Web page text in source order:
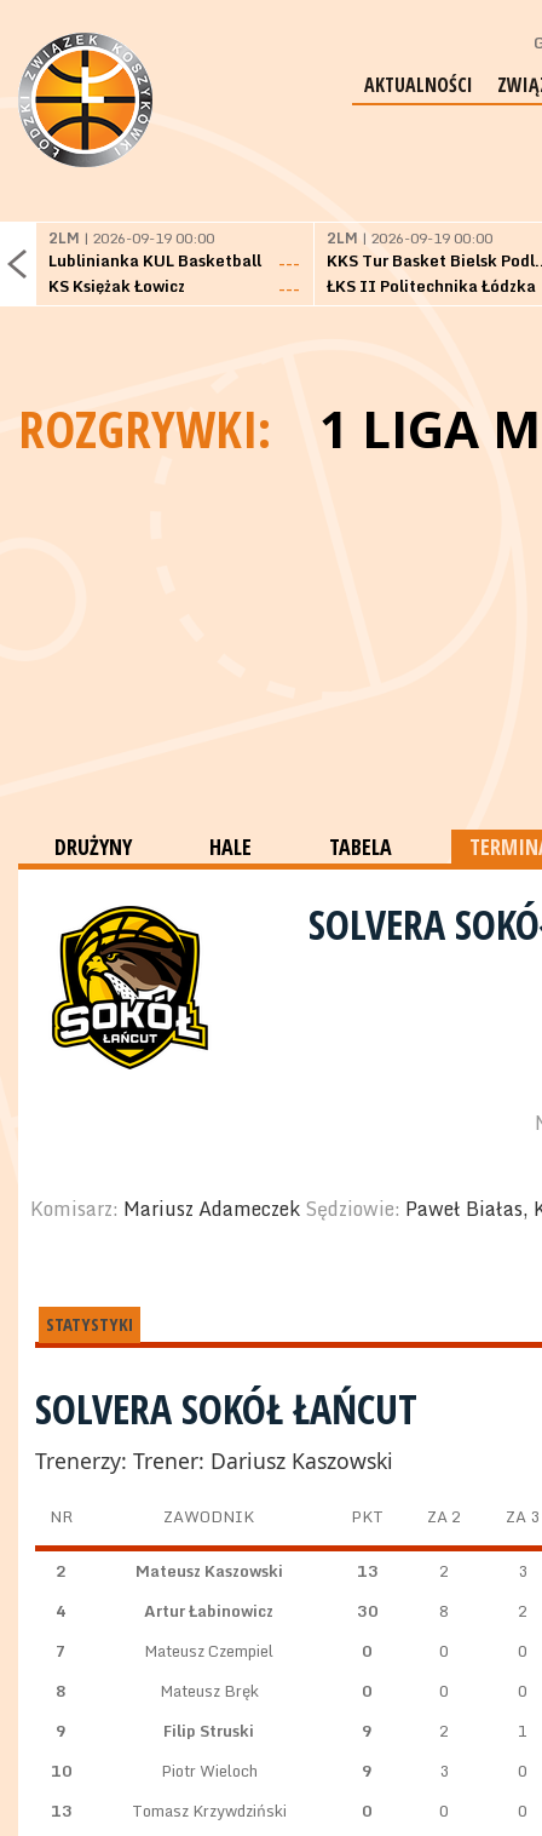
AKTUALNOŚCI
2LM | 2026-09-19 00:00
Lublinianka KUL Basketball
---
KS Księżak Łowicz
---
2LM | 2026-09-19 00:00
KKS Tur
ŁKS II Politechnika Łódzka
ROZGRYWKI: 1 LIGA
DRUŻYNY HALE TABELA
SOLVERA
Komisarz: Mariusz AdameczekSędziowie: Paweł
STATYSTYKI
SOLVERA SOKÓŁ ŁAŃCUT
Trenerzy: Trener: Dariusz Kaszowski
NR ZAWODNIK PKT ZA 2 ZA 3
2 Mateusz Kaszowski 13 2
3
4
Artur Łabinowicz 30 8
2
7
Mateusz Czempiel 0 0
0
8
Mateusz Bręk 0 0
0
9
Filip Struski 9 2
1
10
Piotr Wieloch 9 3
0
13
Tomasz Krzywdziński 0 0
0